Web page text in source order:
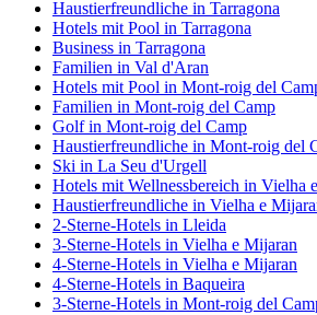
Haustierfreundliche in Tarragona
Hotels mit Pool in Tarragona
Business in Tarragona
Familien in Val d'Aran
Hotels mit Pool in Mont-roig del
Familien in Mont-roig del Camp
Golf in Mont-roig del Camp
Haustierfreundliche in Mont-roig del
Ski in La Seu d'Urgell
Hotels mit Wellnessbereich in Vielha
Haustierfreundliche in Vielha e
2-Sterne-Hotels in Lleida
3-Sterne-Hotels in Vielha e Mijaran
4-Sterne-Hotels in Vielha e Mijaran
4-Sterne-Hotels in Baqueira
3-Sterne-Hotels in Mont-roig del